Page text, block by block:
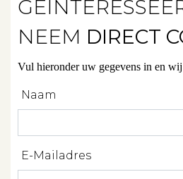
Diensten
Verhuren
Beheren
NEEM DIRECT
Vul hieronder uw gegevens in en
Naam
E-Mailadres